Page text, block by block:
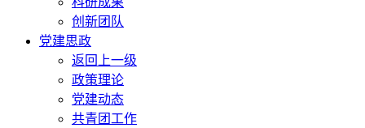
创新团队
党建思政
返回上一级
政策理论
党建动态
共青团工作